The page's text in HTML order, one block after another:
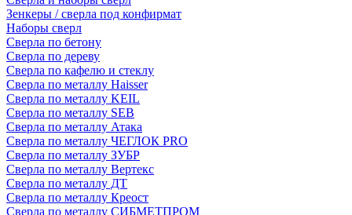
Зенкеры / сверла под конфирмат
Наборы сверл
Сверла по бетону
Сверла по дереву
Сверла по кафелю и стеклу
Сверла по металлу Haisser
Сверла по металлу KEIL
Сверла по металлу SEB
Сверла по металлу Атака
Сверла по металлу ЧЕГЛОК PRO
Сверла по металлу ЗУБР
Сверла по металлу Вертекс
Сверла по металлу ДТ
Сверла по металлу Креост
Сверла по металлу СИБМЕТПРОМ